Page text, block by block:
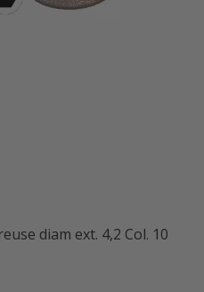
diam ext. 4,2 Col. 10